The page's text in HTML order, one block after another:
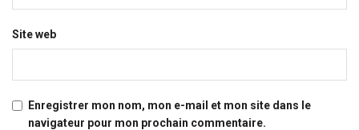
Site web
Enregistrer mon nom, mon e-mail et mon site dans le
navigateur pour mon prochain commentaire.